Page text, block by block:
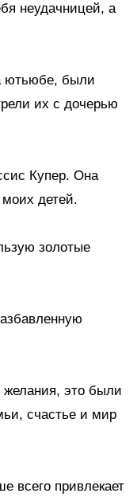
неудачницей, а
ютьюбе, были
их с дочерью
Купер. Она
детей.
золотые
желания, это были
счастье и мир
всего привлекает